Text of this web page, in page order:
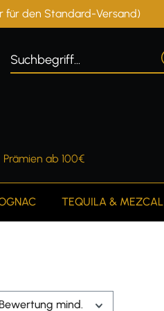
für den Standard-Versand)
Prämien ab 100€
TEQUILA & MEZCAL
Bewertung mind.